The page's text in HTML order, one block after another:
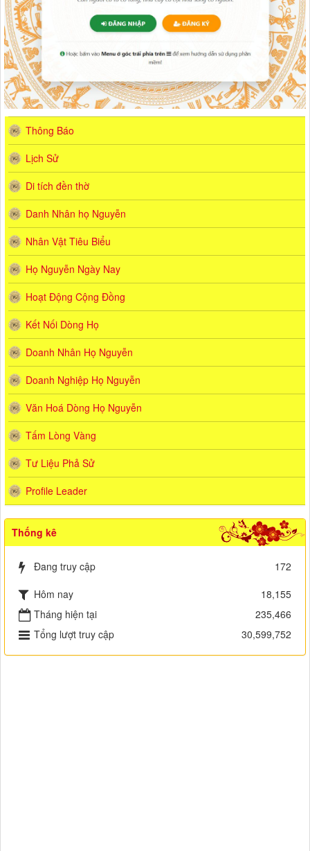
Thông Báo
Lịch Sử
Di tích đền thờ
Danh Nhân họ Nguyễn
Nhân Vật Tiêu Biểu
Họ Nguyễn Ngày Nay
Hoạt Động Cộng Đồng
Kết Nối Dòng Họ
Doanh Nhân Họ Nguyễn
Doanh Nghiệp Họ Nguyễn
Văn Hoá Dòng Họ Nguyễn
Tấm Lòng Vàng
Tư Liệu Phả Sử
Profile Leader
Thống kê
Đang truy cập
172
Hôm nay
18,155
Tháng hiện tại
235,466
Tổng lượt truy cập
30,599,752